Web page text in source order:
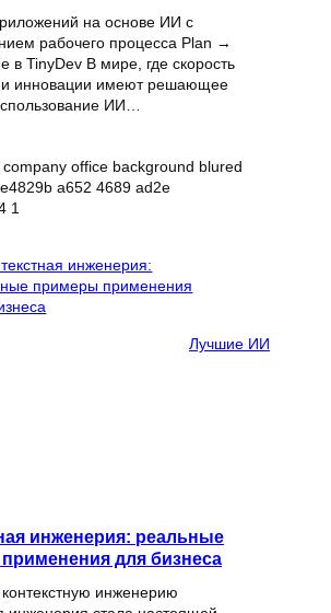
на основе ИИ с
рабочего процесса Plan →
в TinyDev В мире, где скорость
и инновации имеют решающее
ИИ…
Лучшие ИИ
инженерия: реальные
для бизнеса
инженерию